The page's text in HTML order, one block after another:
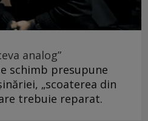
analog”
schimb presupune
„scoaterea din
trebuie reparat.